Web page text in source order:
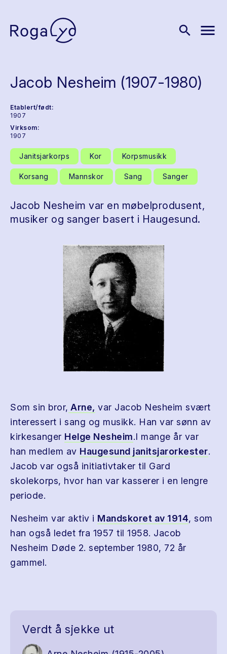
search menu
Jacob Nesheim (1907-1980)
Etablert/født:
1907
Virksom:
1907
Janitsjarkorps Kor Korpsmusikk
Korsang Mannskor Sang Sanger
Jacob Nesheim var en møbelprodusent,
musiker og sanger basert i Haugesund.
Som sin bror, Arne, var Jacob Nesheim svært
interessert i sang og musikk. Han var sønn av
kirkesanger Helge Nesheim.I mange år var
han medlem av Haugesund janitsjarorkester.
Jacob var også initiativtaker til Gard
skolekorps, hvor han var kasserer i en lengre
periode.
Nesheim var aktiv i Mandskoret av 1914, som
han også ledet fra 1957 til 1958. Jacob
Nesheim Døde 2. september 1980, 72 år
gammel.
Verdt å sjekke ut